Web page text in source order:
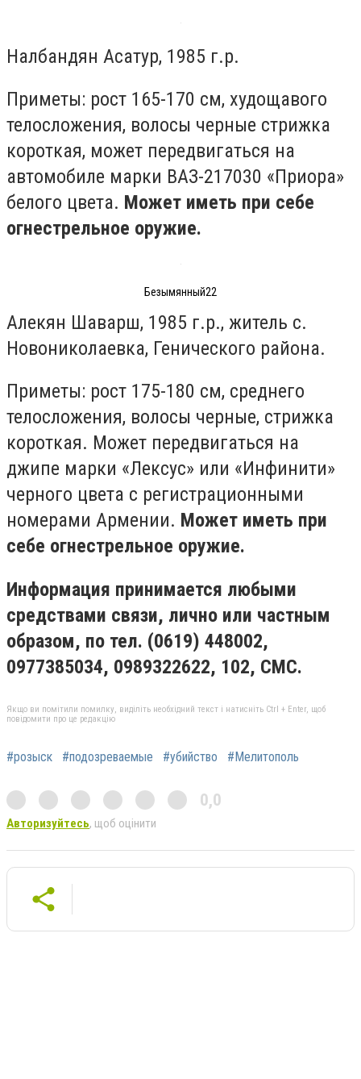
Налбандян Асатур, 1985 г.р.
Приметы: рост 165-170 см, худощавого
телосложения, волосы черные стрижка
короткая, может передвигаться на
автомобиле марки ВАЗ-217030 «Приора»
белого цвета. Может иметь при себе
огнестрельное оружие.
Безымянный22
Алекян Шаварш, 1985 г.р., житель с.
Новониколаевка, Генического района.
Приметы: рост 175-180 см, среднего
телосложения, волосы черные, стрижка
короткая. Может передвигаться на
джипе марки «Лексус» или «Инфинити»
черного цвета с регистрационными
номерами Армении. Может иметь при
себе огнестрельное оружие.
Информация принимается любыми
средствами связи, лично или частным
образом, по тел. (0619) 448002,
0977385034, 0989322622, 102, СМС.
Якщо ви помітили помилку, виділіть необхідний текст і натисніть Ctrl + Enter, щоб
повідомити про це редакцію
#розыск #подозреваемые #убийство #Мелитополь
0,0
Авторизуйтесь, щоб оцінити